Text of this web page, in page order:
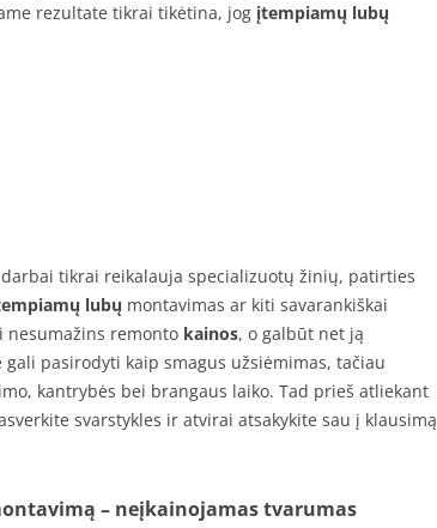
rezultate tikrai tikėtina, jog įtempiamų lubų
tikrai reikalauja specializuotų žinių, patirties
lubų montavimas ar kiti savarankiškai
remonto kainos, o galbūt net ją
pasirodyti kaip smagus užsiėmimas, tačiau
kantrybės bei brangaus laiko. Tad prieš atliekant
svarstykles ir atvirai atsakykite sau į klausimą
– neįkainojamas tvarumas